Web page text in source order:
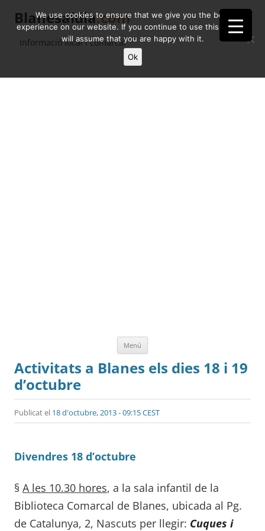
Blanesaldia.com
Informació local i comarcal
Menú
Activitats a Blanes els dies 18 i 19
d’octubre
Publicat el 18 d'octubre, 2013 - 09:15 CEST
Divendres 18 d’octubre
§ A les 10.30 hores, a la sala infantil de la
Biblioteca Comarcal de Blanes, ubicada al Pg.
de Catalunya, 2, Nascuts per llegir: Cuques i
We use cookies to ensure that we give you the best
experience on our website. If you continue to use this site we
will assume that you are happy with it.
Ok